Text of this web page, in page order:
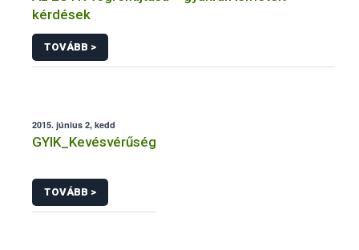
kérdések
TOVÁBB >
2015. június 2, kedd
GYIK_Kevésvérűség
TOVÁBB >